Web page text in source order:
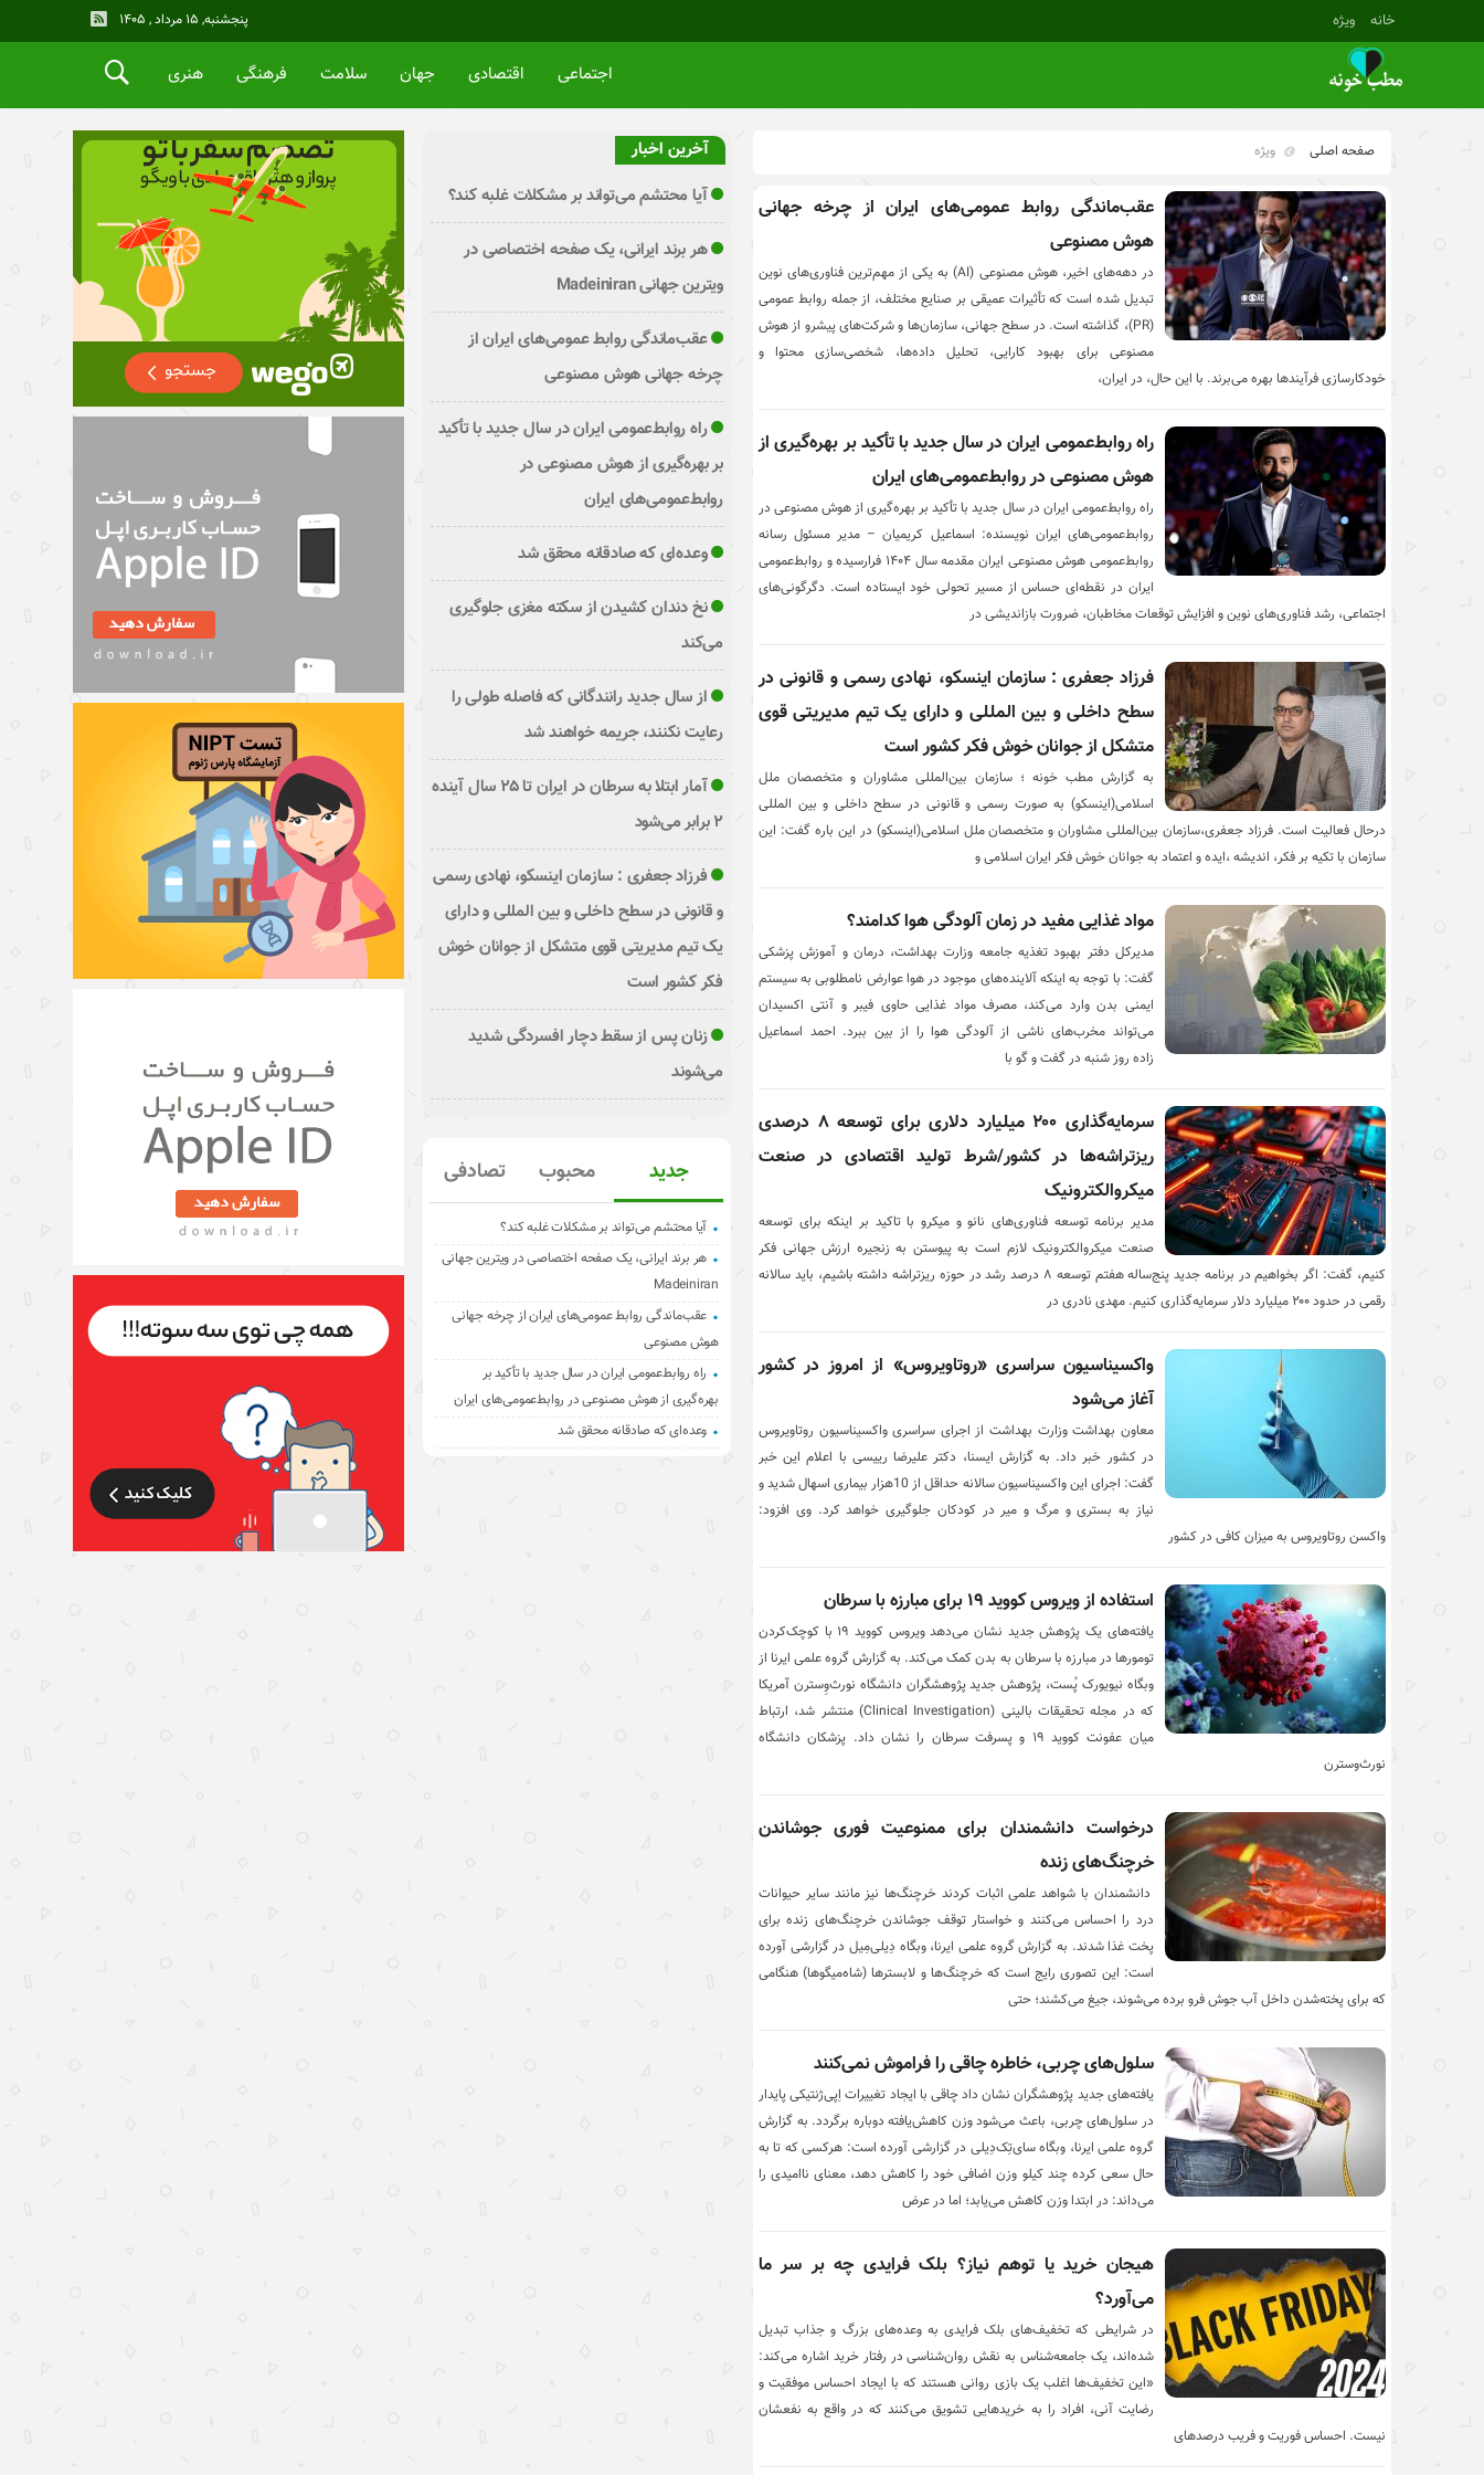
خانه ویژه پنجشنبه, ۱۵ مرداد , ۱۴۰۵
اجتماعی اقتصادی جهان سلامت فرهنگی هنری
صفحه اصلی ویژه
عقب‌ماندگی روابط عمومی‌های ایران از چرخه جهانی
هوش مصنوعی
در دهه‌های اخیر، هوش مصنوعی (AI) به یکی از مهم‌ترین فناوری‌های نوین
تبدیل شده است که تأثیرات عمیقی بر صنایع مختلف، از جمله روابط عمومی
(PR)، گذاشته است. در سطح جهانی، سازمان‌ها و شرکت‌های پیشرو از هوش
مصنوعی برای بهبود کارایی، تحلیل داده‌ها، شخصی‌سازی محتوا و
خودکارسازی فرآیندها بهره می‌برند. با این حال، در ایران،
راه روابط‌عمومی ایران در سال جدید با تأکید بر بهره‌گیری از
هوش مصنوعی در روابط‌عمومی‌های ایران
راه روابط‌عمومی ایران در سال جدید با تأکید بر بهره‌گیری از هوش مصنوعی در
روابط‌عمومی‌های ایران نویسنده: اسماعیل کریمیان – مدیر مسئول رسانه
روابط‌عمومی هوش مصنوعی ایران مقدمه سال ۱۴۰۴ فرارسیده و روابط‌عمومی
ایران در نقطه‌ای حساس از مسیر تحولی خود ایستاده است. دگرگونی‌های
اجتماعی، رشد فناوری‌های نوین و افزایش توقعات مخاطبان، ضرورت بازاندیشی در
فرزاد جعفری : سازمان اینسکو، نهادی رسمی و قانونی در
سطح داخلی و بین المللی و دارای یک تیم مدیریتی قوی
متشکل از جوانان خوش فکر کشور است
به گزارش مطب خونه ؛ سازمان بین‌المللی مشاوران و متخصصان ملل
اسلامی(اینسکو) به صورت رسمی و قانونی در سطح داخلی و بین المللی
درحال فعالیت است. فرزاد جعفری،سازمان بین‌المللی مشاوران و متخصصان ملل اسلامی(اینسکو) در این باره گفت: این
سازمان با تکیه بر فکر، اندیشه ،ایده و اعتماد به جوانان خوش فکر ایران اسلامی و
مواد غذایی مفید در زمان آلودگی هوا کدامند؟
مدیرکل دفتر بهبود تغذیه جامعه وزارت بهداشت، درمان و آموزش پزشکی
گفت: با توجه به اینکه آلاینده‌های موجود در هوا عوارض نامطلوبی به سیستم
ایمنی بدن وارد می‌کند، مصرف مواد غذایی حاوی فیبر و آنتی اکسیدان
می‌تواند مخرب‌های ناشی از آلودگی هوا را از بین ببرد. احمد اسماعیل
زاده روز شنبه در گفت و گو با
سرمایه‌گذاری ۲۰۰ میلیارد دلاری برای توسعه ۸ درصدی
ریزتراشه‌ها در کشور/شرط تولید اقتصادی در صنعت
میکروالکترونیک
مدیر برنامه توسعه فناوری‌های نانو و میکرو با تاکید بر اینکه برای توسعه
صنعت میکروالکترونیک لازم است به پیوستن به زنجیره ارزش جهانی فکر
کنیم، گفت: اگر بخواهیم در برنامه جدید پنج‌ساله هفتم توسعه ۸ درصد رشد در حوزه ریزتراشه داشته باشیم، باید سالانه
رقمی در حدود ۲۰۰ میلیارد دلار سرمایه‌گذاری کنیم. مهدی نادری در
واکسیناسیون سراسری «روتاویروس» از امروز در کشور
آغاز می‌شود
معاون بهداشت وزارت بهداشت از اجرای سراسری واکسیناسیون روتاویروس
در کشور خبر داد. به گزارش ایسنا، دکتر علیرضا رییسی با اعلام این خبر
گفت: اجرای این واکسیناسیون سالانه حداقل از 10هزار بیماری اسهال شدید و
نیاز به بستری و مرگ و میر در کودکان جلوگیری خواهد کرد. وی افزود:
واکسن روتاویروس به میزان کافی در کشور
استفاده از ویروس کووید ۱۹ برای مبارزه با سرطان
یافته‌های یک پژوهش جدید نشان می‌دهد ویروس کووید ۱۹ با کوچک‌کردن
تومورها در مبارزه با سرطان به بدن کمک می‌کند. به گزارش گروه علمی ایرنا از
وبگاه نیویورک پُست، پژوهش جدید پژوهشگران دانشگاه نورث‌وِسترن آمریکا
که در مجله تحقیقات بالینی (Clinical Investigation) منتشر شد، ارتباط
میان عفونت کووید ۱۹ و پسرفت سرطان را نشان داد. پزشکان دانشگاه
نورث‌وسترن
درخواست دانشمندان برای ممنوعیت فوری جوشاندن
خرچنگ‌های زنده
دانشمندان با شواهد علمی اثبات کردند خرچنگ‌ها نیز مانند سایر حیوانات
درد را احساس می‌کنند و خواستار توقف جوشاندن خرچنگ‌های زنده برای
پخت غذا شدند. به گزارش گروه علمی ایرنا، وبگاه دِیلی‌مِیل در گزارشی آورده
است: این تصوری رایج است که خرچنگ‌ها و لابسترها (شاه‌میگوها) هنگامی
که برای پخته‌شدن داخل آب جوش فرو برده می‌شوند، جیغ می‌کشند؛ حتی
سلول‌های چربی، خاطره چاقی را فراموش نمی‌کنند
یافته‌های جدید پژوهشگران نشان داد چاقی با ایجاد تغییرات اِپی‌ژنتیکی پایدار
در سلول‌های چربی، باعث می‌شود وزن کاهش‌یافته دوباره برگردد. به گزارش
گروه علمی ایرنا، وبگاه سای‌تِک‌دِیلی در گزارشی آورده است: هرکسی که تا به
حال سعی کرده چند کیلو وزن اضافی خود را کاهش دهد، معنای ناامیدی را
می‌داند: در ابتدا وزن کاهش می‌یابد؛ اما در عرض
هیجان خرید یا توهم نیاز؟ بلک فرایدی چه بر سر ما
می‌آورد؟
در شرایطی که تخفیف‌های بلک فرایدی به وعده‌های بزرگ و جذاب تبدیل
شده‌اند، یک جامعه‌شناس به نقش روان‌شناسی در رفتار خرید اشاره می‌کند:
«این تخفیف‌ها اغلب یک بازی روانی هستند که با ایجاد احساس موفقیت و
رضایت آنی، افراد را به خریدهایی تشویق می‌کنند که در واقع به نفعشان
نیست. احساس فوریت و فریب درصدهای
آخرین اخبار
آیا محتشم می‌تواند بر مشکلات غلبه کند؟
هر برند ایرانی، یک صفحه اختصاصی در
ویترین جهانی Madeiniran
عقب‌ماندگی روابط عمومی‌های ایران از
چرخه جهانی هوش مصنوعی
راه روابط‌عمومی ایران در سال جدید با تأکید
بر بهره‌گیری از هوش مصنوعی در
روابط‌عمومی‌های ایران
وعده‌ای که صادقانه محقق شد
نخ دندان کشیدن از سکته مغزی جلوگیری
می‌کند
از سال جدید رانندگانی که فاصله طولی را
رعایت نکنند، جریمه خواهند شد
آمار ابتلا به سرطان در ایران تا ۲۵ سال آینده
۲ برابر می‌شود
فرزاد جعفری : سازمان اینسکو، نهادی رسمی
و قانونی در سطح داخلی و بین المللی و دارای
یک تیم مدیریتی قوی متشکل از جوانان خوش
فکر کشور است
زنان پس از سقط دچار افسردگی شدید
می‌شوند
جدید محبوب تصادفی
آیا محتشم می‌تواند بر مشکلات غلبه کند؟
هر برند ایرانی، یک صفحه اختصاصی در ویترین جهانی
Madeiniran
عقب‌ماندگی روابط عمومی‌های ایران از چرخه جهانی
هوش مصنوعی
راه روابط‌عمومی ایران در سال جدید با تأکید بر
بهره‌گیری از هوش مصنوعی در روابط‌عمومی‌های ایران
وعده‌ای که صادقانه محقق شد